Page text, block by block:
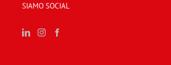
SIAMO SOCIAL